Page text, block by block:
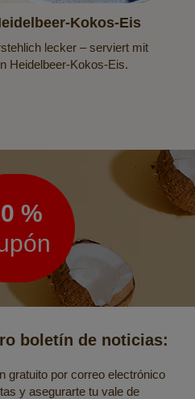
Kokos-Eis
lecker – serviert mit
Heidelbeer-Kokos-Eis.
%
boletín de noticias:
gratuito por correo electrónico
y asegurarte tu vale de